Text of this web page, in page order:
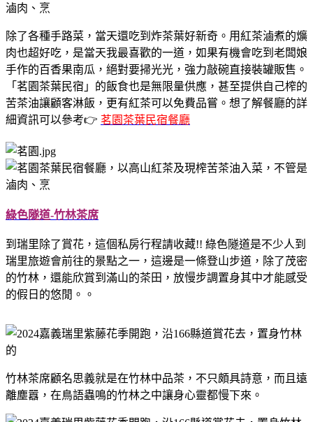
除了各種手路菜，當天還吃到炸茶葉好新奇。用紅茶滷煮的爌
肉也超好吃，是當天我最喜歡的一道，如果有機會吃到老闆娘
手作的百香果南瓜，絕對要掃光光，強力敲碗直接裝罐販售。
「茗園茶葉民宿」的飯食也是無限量供應，甚至提供自己榨的
苦茶油讓顧客淋飯，更有紅茶可以免費品嘗。想了解餐廳的詳
細資訊可以參考👉 茗園茶葉民宿餐廳
綠色隧道-竹林茶席
到瑞里除了賞花，這個私房行程請收藏!! 綠色隧道是不少人到
瑞里旅遊會前往的景點之一，這邊是一條登山步道，除了茂密
的竹林，還能欣賞到滿山的茶田，放慢步調置身其中才能感受
的假日的悠閒。。
竹林茶席顧名思義就是在竹林中品茶，不只頗具詩意，而且遠
離塵囂，在鳥語蟲鳴的竹林之中讓身心靈都慢下來。